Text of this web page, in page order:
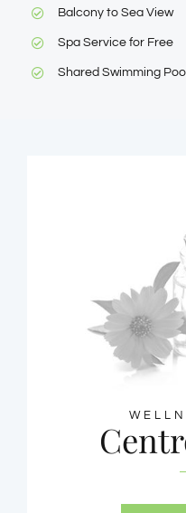
Balcony to Sea View
Spa Service for Free
Shared Swimming Pool